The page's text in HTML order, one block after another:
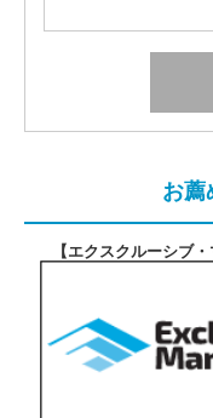
お薦
【エクスクルーシブ